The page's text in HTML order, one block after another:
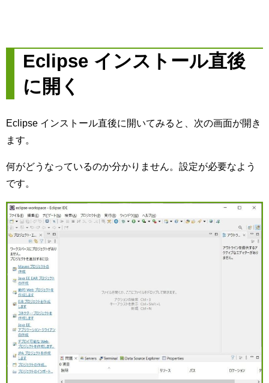
Eclipse インストール直後
に開く
Eclipse インストール直後に開いてみると、次の画面が開き
ます。
何がどうなっているのか分かりません。設定が必要なよう
です。